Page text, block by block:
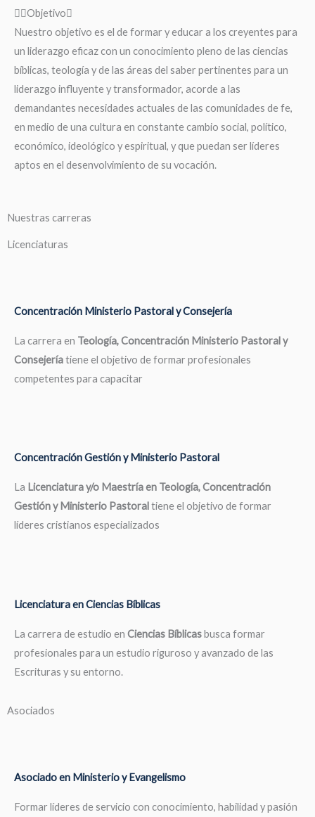
Objetivo
Nuestro objetivo es el de formar y educar a los creyentes para
un liderazgo eficaz con un conocimiento pleno de las ciencias
bíblicas, teología y de las áreas del saber pertinentes para un
liderazgo influyente y transformador, acorde a las
demandantes necesidades actuales de las comunidades de fe,
en medio de una cultura en constante cambio social, político,
económico, ideológico y espiritual, y que puedan ser líderes
aptos en el desenvolvimiento de su vocación.
Nuestras carreras
Licenciaturas
Concentración Ministerio Pastoral y Consejería
La carrera en Teología, Concentración Ministerio Pastoral y
Consejeríatiene el objetivo de formar profesionales
competentes para capacitar
Concentración Gestión y Ministerio Pastoral
La Licenciatura y/o Maestría en Teología, Concentración
Gestión y Ministerio Pastoraltiene el objetivo de formar
líderes cristianos especializados
Licenciatura en Ciencias Bíblicas
La carrera de estudio en Ciencias Bíblicasbusca formar
profesionales para un estudio riguroso y avanzado de las
Escrituras y su entorno.
Asociados
Asociado en Ministerio y Evangelismo
Formar líderes de servicio con conocimiento, habilidad y pasión